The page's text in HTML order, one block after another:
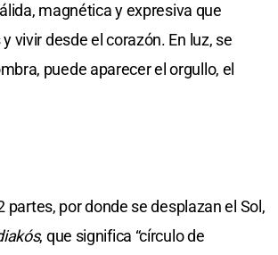
magnética y expresiva que
vivir desde el corazón. En luz, se
puede aparecer el orgullo, el
por donde se desplazan el Sol,
, que significa “círculo de